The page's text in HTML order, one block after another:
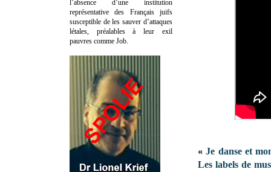
«Je danse et
Les labels de
l’absence d’une institution
représentative des Français juifs
susceptible de les sauver d’attaques
létales, préalables à leur exil
pauvres comme Job.